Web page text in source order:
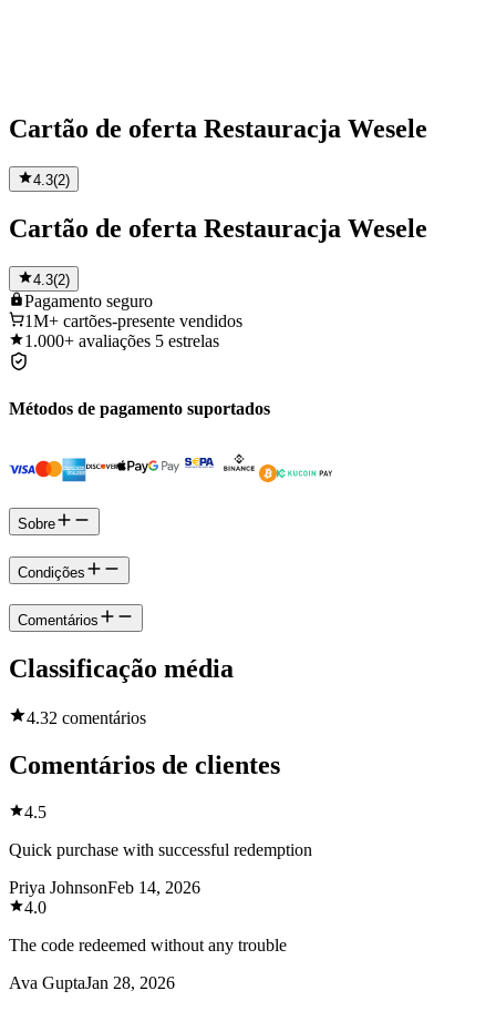
Cartão de oferta Restauracja Wesele
4.3(2)
Cartão de oferta Restauracja Wesele
4.3(2)
Pagamento seguro
1M+ cartões-presente vendidos
1.000+ avaliações 5 estrelas
Métodos de pagamento suportados
Sobre
Condições
Comentários
Classificação média
4.32 comentários
Comentários de clientes
4.5
Quick purchase with successful redemption
Priya JohnsonFeb 14, 2026
4.0
The code redeemed without any trouble
Ava GuptaJan 28, 2026